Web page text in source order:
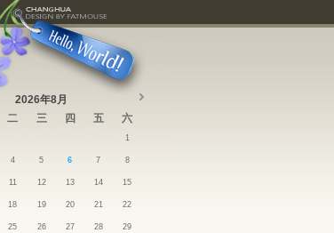
2026年8月
二 三 四 五 六
1
4 5 6 7 8
11 12 13 14 15
18 19 20 21 22
25 26 27 28 29